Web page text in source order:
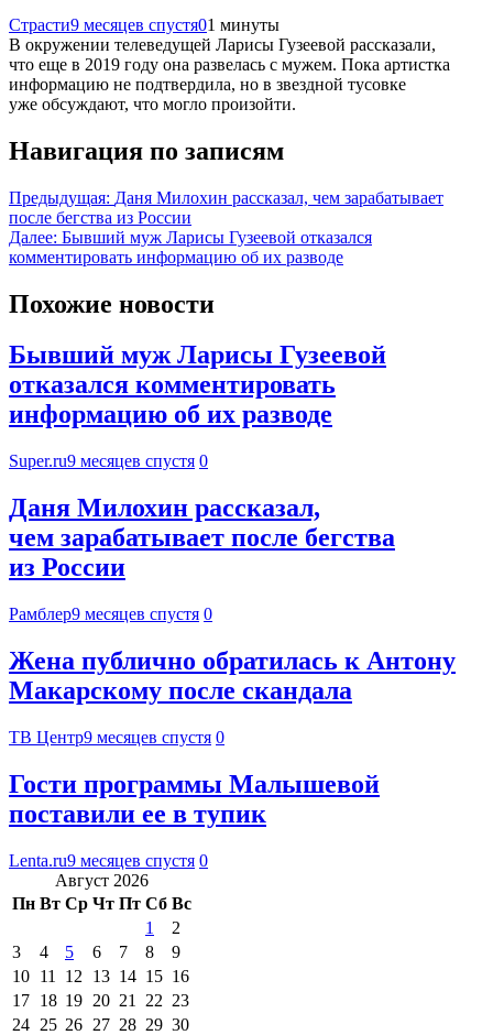
Страсти9 месяцев спустя01 минуты
В окружении телеведущей Ларисы Гузеевой рассказали,
что еще в 2019 году она развелась с мужем. Пока артистка
информацию не подтвердила, но в звездной тусовке
уже обсуждают, что могло произойти.
Навигация по записям
Предыдущая: Даня Милохин рассказал, чем зарабатывает
после бегства из России
Далее: Бывший муж Ларисы Гузеевой отказался
комментировать информацию об их разводе
Похожие новости
Бывший муж Ларисы Гузеевой
отказался комментировать
информацию об их разводе
Super.ru9 месяцев спустя 0
Даня Милохин рассказал,
чем зарабатывает после бегства
из России
Рамблер9 месяцев спустя 0
Жена публично обратилась к Антону
Макарскому после скандала
ТВ Центр9 месяцев спустя 0
Гости программы Малышевой
поставили ее в тупик
Lenta.ru9 месяцев спустя 0
Август 2026
Пн Вт Ср Чт Пт Сб Вс
1
2
3
4 5 6 7 8
9
10 11 12 13 14 15 16
17 18 19 20 21 22 23
24 25 26 27 28 29 30